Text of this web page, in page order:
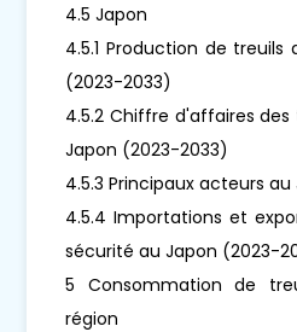
4.5 Japon
4.5.1 Production de
(2023-2033)
4.5.2 Chiffre d'affaires
Japon (2023-2033)
4.5.3 Principaux acteurs au
4.5.4 Importations et
sécurité au Japon (2023-
5 Consommation de
région